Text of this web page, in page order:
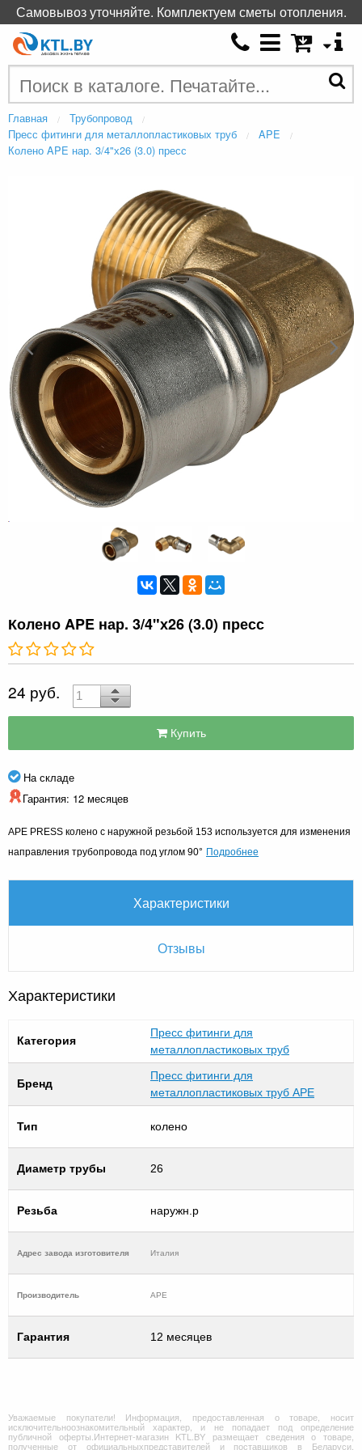
Главная
Трубопровод
Пресс фитинги для металлопластиковых труб
APE
Колено APE нар. 3/4"х26 (3.0) пресс
Колено APE нар. 3/4"х26 (3.0) пресс
24 руб.
Купить
На складе
Гарантия: 12 месяцев
APE PRESS колено с наружной резьбой 153 используется для изменения
направления трубопровода под углом 90° Подробнее
Характеристики
Отзывы
Характеристики
Категория
Пресс фитинги для
металлопластиковых труб
Бренд
Пресс фитинги для
металлопластиковых труб APE
Тип колено
Диаметр трубы 26
Резьба наружн.р
Адрес завода изготовителя Италия
Производитель APE
Гарантия 12 месяцев
Уважаемые покупатели! Информация, предоставленная о товаре, носит
исключительноознакомительный характер, и не попадает под определение
публичной оферты.Интернет-магазин KTL.BY размещает сведения о товаре,
полученные от официальныхпредставителей и поставщиков в Беларуси.
Самовывоз уточняйте. Комплектуем сметы отопления.